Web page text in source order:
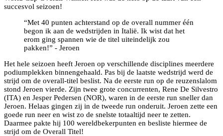
succesvol seizoen!
“Met 40 punten achterstand op de overall nummer één
begon ik aan de wedstrijden in Italië. Ik wist dat het
erom ging spannen wie de titel uiteindelijk zou
pakken!” - Jeroen
Het hele seizoen heeft Jeroen op verschillende disciplines meerdere
podiumplekken binnengehaald. Pas bij de laatste wedstrijd werd de
strijd om de overall-titel beslist. Na de eerste run op de reuzenslalom
stond Jeroen vierde. Zijn twee grote concurrenten, Rene De Silvestro
(ITA) en Jesper Pedersen (NOR), waren in de eerste run sneller dan
Jeroen. Helaas gingen zij in de tweede run onderuit. Jeroen zette een
goede run neer en wist zo de snelste totaaltijd neer te zetten.
Daarmee pakte hij 100 wereldbekerpunten en besliste hiermee de
strijd om de Overall Titel!